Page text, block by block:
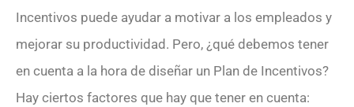
Incentivos puede ayudar a motivar a los empleados y
mejorar su productividad. Pero, ¿qué debemos tener
en cuenta a la hora de diseñar un Plan de Incentivos?
Hay ciertos factores que hay que tener en cuenta: